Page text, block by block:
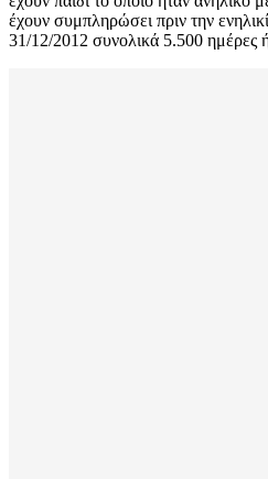
έχουν συμπληρώσει πριν την
31/12/2012 συνολικά 5.500 ημέρες